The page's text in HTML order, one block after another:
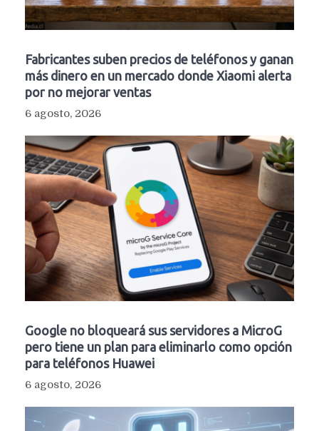
Fabricantes suben precios de teléfonos y ganan
más dinero en un mercado donde Xiaomi alerta
por no mejorar ventas
6 agosto, 2026
Google no bloqueará sus servidores a MicroG
pero tiene un plan para eliminarlo como opción
para teléfonos Huawei
6 agosto, 2026